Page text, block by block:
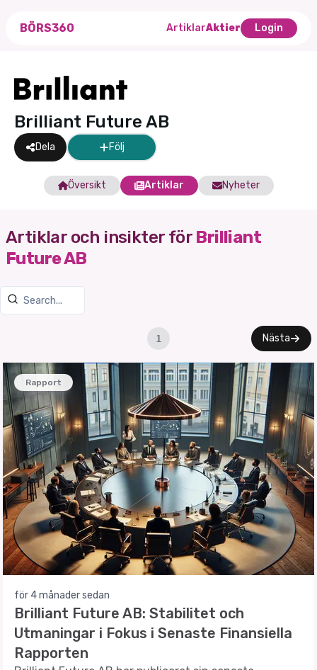
BÖRS360 ArtiklarAktier Login
Brilliant Future AB
Dela Följ
Översikt Artiklar Nyheter
Artiklar och insikter för Brilliant
Future AB
1 Nästa
Rapport
för 4 månader sedan
Brilliant Future AB: Stabilitet och
Utmaningar i Fokus i Senaste Finansiella
Rapporten